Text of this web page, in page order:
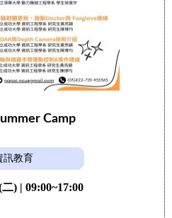
Camp
訊教育
) | 09:00~17:00